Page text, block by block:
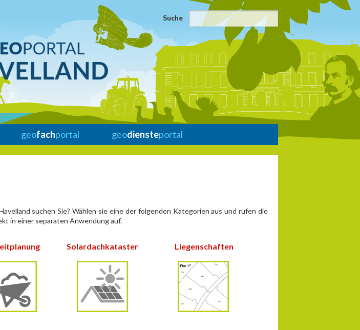
Suche
geofachportal geodiensteportal
suchen Sie? Wählen sie eine der folgenden Kategorien aus und rufen die
in einer separaten Anwendung auf.
Solardachkataster Liegenschaften